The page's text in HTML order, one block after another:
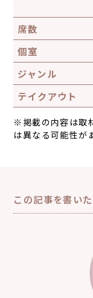
席数
個室
ジャンル
テイクアウト
※掲載の内容は取
は異なる可能性が
この記事を書い